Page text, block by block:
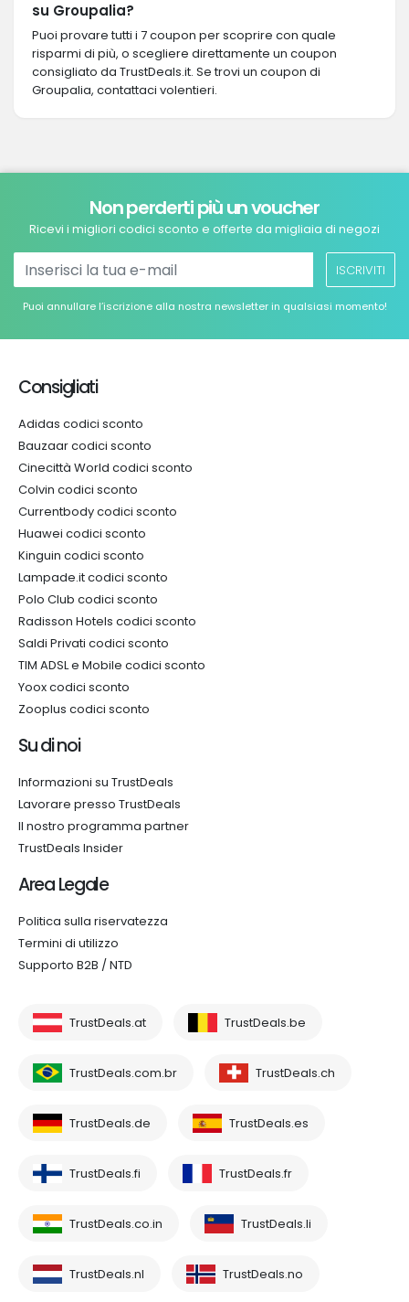
su Groupalia?
Puoi provare tutti i 7 coupon per scoprire con quale
risparmi di più, o scegliere direttamente un coupon
consigliato da TrustDeals.it. Se trovi un coupon di
Groupalia, contattaci volentieri.
Non perderti più un voucher
Ricevi i migliori codici sconto e offerte da migliaia di negozi
ISCRIVITI
Puoi annullare l’iscrizione alla nostra newsletter in qualsiasi momento!
Consigliati
Adidas codici sconto
Bauzaar codici sconto
Cinecittà World codici sconto
Colvin codici sconto
Currentbody codici sconto
Huawei codici sconto
Kinguin codici sconto
Lampade.it codici sconto
Polo Club codici sconto
Radisson Hotels codici sconto
Saldi Privati codici sconto
TIM ADSL e Mobile codici sconto
Yoox codici sconto
Zooplus codici sconto
Su di noi
Informazioni su TrustDeals
Lavorare presso TrustDeals
Il nostro programma partner
TrustDeals Insider
Area Legale
Politica sulla riservatezza
Termini di utilizzo
Supporto B2B / NTD
TrustDeals.at TrustDeals.be
TrustDeals.com.br TrustDeals.ch
TrustDeals.de TrustDeals.es
TrustDeals.fi TrustDeals.fr
TrustDeals.co.in TrustDeals.li
TrustDeals.nl TrustDeals.no